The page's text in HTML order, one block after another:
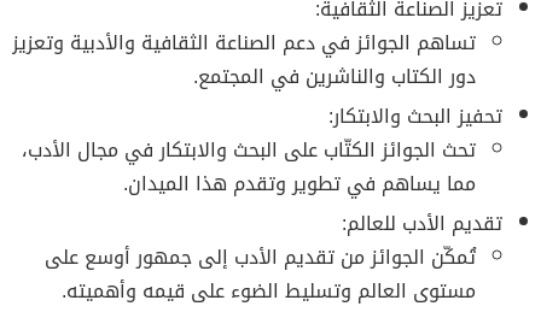
تعزيز الصناعة الثقافية:
تساهم الجوائز في دعم الصناعة الثقافية والأدبية وتعزيز
دور الكتاب والناشرين في المجتمع.
تحفيز البحث والابتكار:
تحث الجوائز الكتّاب على البحث والابتكار في مجال الأدب،
مما يساهم في تطوير وتقدم هذا الميدان.
تقديم الأدب للعالم:
تُمكّن الجوائز من تقديم الأدب إلى جمهور أوسع على
مستوى العالم وتسليط الضوء على قيمه وأهميته.